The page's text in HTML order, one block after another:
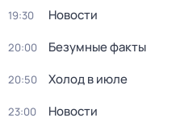
19:30 Новости
20:00 Бeзумные фaкты
20:50 Холод в июле
23:00 Новости